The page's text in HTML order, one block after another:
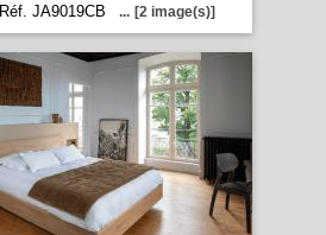
JA9019CB ... [2 image(s)]